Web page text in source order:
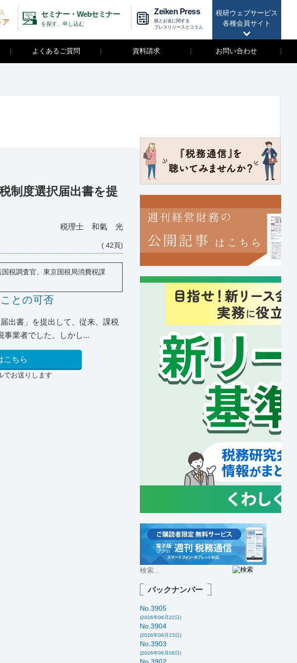
税研ウェブサービス
各種会員サイト
ア
セミナー・Webセミナー
を探す、申し込む
Zeiken Press
税とお金に関する
プレスリリースとコラム
よくあるご質問 資料請求 お問い合わせ
制度選択届出書を提
税理士 和氣 光
( 42頁)
税調査官、東京国税局消費税課
との可否
出書」を提出して、従来、課税
事業者でした。しかし...
こちら
でお送りします
バックナンバー
No.3905
(2026年06月22日)
No.3904
(2026年06月15日)
No.3903
(2026年06月08日)